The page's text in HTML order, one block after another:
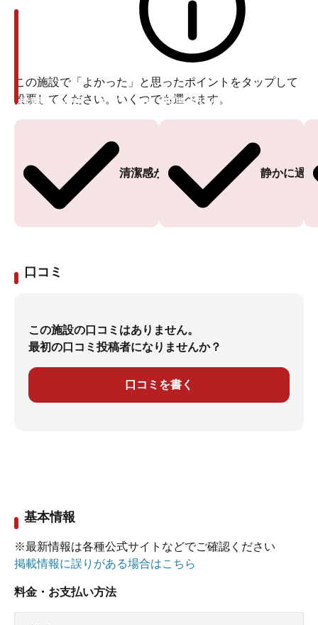
この施設で「よかった」と思ったポイントをタップして
投票してください。いくつでも選べます。
清潔感がある
投票ありがとうございます
静かに過
投票ありがとうございます
口コミ
この施設の口コミはありません。
最初の口コミ投稿者になりませんか？
口コミを書く
基本情報
※最新情報は各種公式サイトなどでご確認ください
掲載情報に誤りがある場合はこちら
料金・お支払い方法